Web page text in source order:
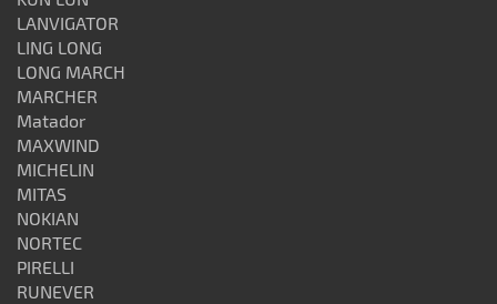
LANVIGATOR
LING LONG
LONG MARCH
MARCHER
Matador
MAXWIND
MICHELIN
MITAS
NOKIAN
NORTEC
PIRELLI
RUNEVER